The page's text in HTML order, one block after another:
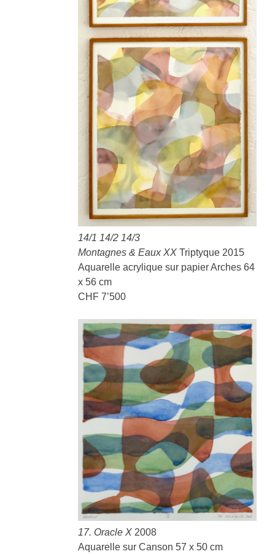
14/1 14/2 14/3
Montagnes & Eaux XX Triptyque 2015
Aquarelle acrylique sur papier Arches 64
x 56 cm
CHF 7’500
17. Oracle X 2008
Aquarelle sur Canson 57 x 50 cm